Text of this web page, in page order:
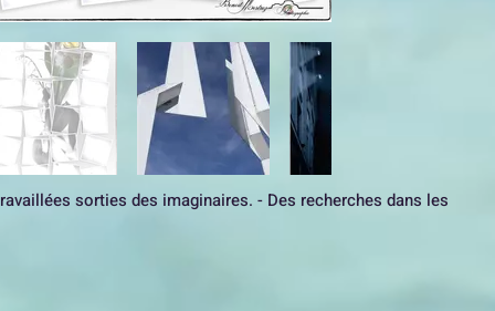
sorties des imaginaires. - Des recherches dans les